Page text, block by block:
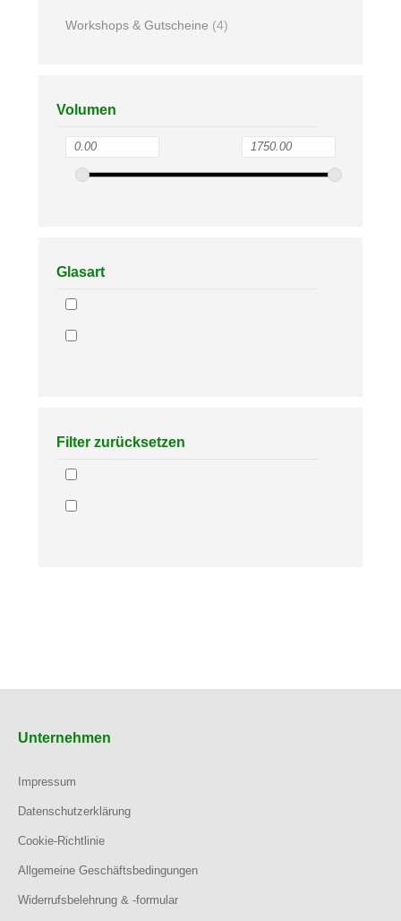
Workshops & Gutscheine (4)
Volumen
Glasart
Filter zurücksetzen
Unternehmen
Impressum
Datenschutzerklärung
Cookie-Richtlinie
Allgemeine Geschäftsbedingungen
Widerrufsbelehrung & -formular